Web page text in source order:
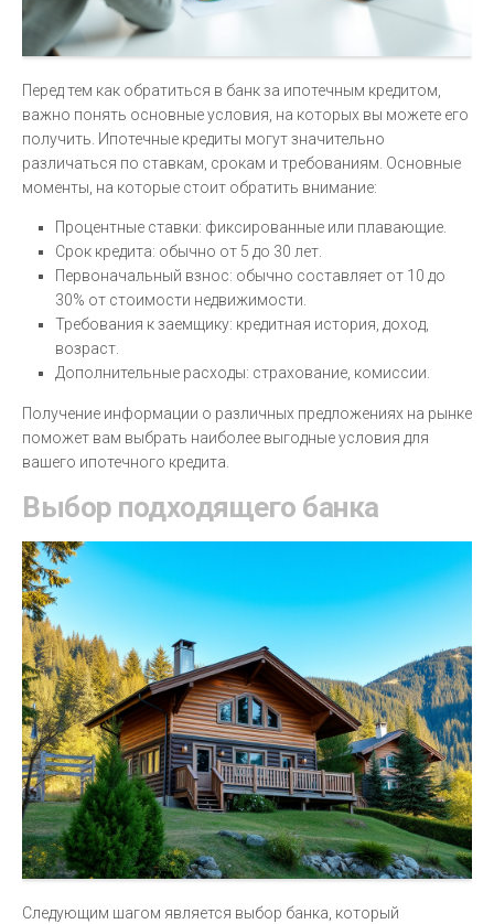
Перед тем как обратиться в банк за ипотечным кредитом,
важно понять основные условия, на которых вы можете его
получить. Ипотечные кредиты могут значительно
различаться по ставкам, срокам и требованиям. Основные
моменты, на которые стоит обратить внимание:
Процентные ставки: фиксированные или плавающие.
Срок кредита: обычно от 5 до 30 лет.
Первоначальный взнос: обычно составляет от 10 до
30% от стоимости недвижимости.
Требования к заемщику: кредитная история, доход,
возраст.
Дополнительные расходы: страхование, комиссии.
Получение информации о различных предложениях на рынке
поможет вам выбрать наиболее выгодные условия для
вашего ипотечного кредита.
Выбор подходящего банка
Следующим шагом является выбор банка, который